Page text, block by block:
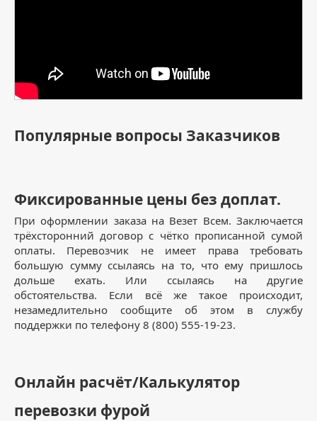
Популярные вопросы Заказчиков
Фиксированные цены без доплат.
При оформлении заказа на Везет Всем. Заключается
трёхсторонний договор с чётко прописанной сумой
оплаты. Перевозчик не имеет права требовать
большую сумму ссылаясь на то, что ему пришлось
дольше ехать. Или ссылаясь на другие
обстоятельства. Если всё же такое происходит,
незамедлительно сообщите об этом в службу
поддержки по телефону 8 (800) 555-19-23.
Онлайн расчёт/Калькулятор
перевозки фурой